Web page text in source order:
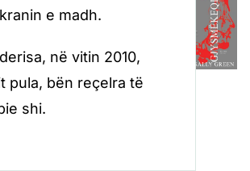
e madh.
në vitin 2010,
pula, bën reçelra të
shi.